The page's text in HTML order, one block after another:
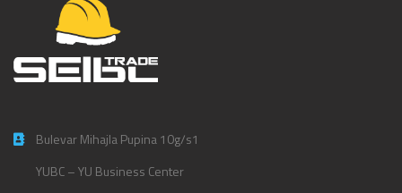
Bulevar Mihajla Pupina 10g/s1
YUBC – YU Business Center